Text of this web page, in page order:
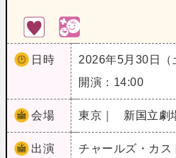
日時
2026年5月30日（
開演：14:00
会場 東京｜ 新国立劇
出演
チャールズ・カ